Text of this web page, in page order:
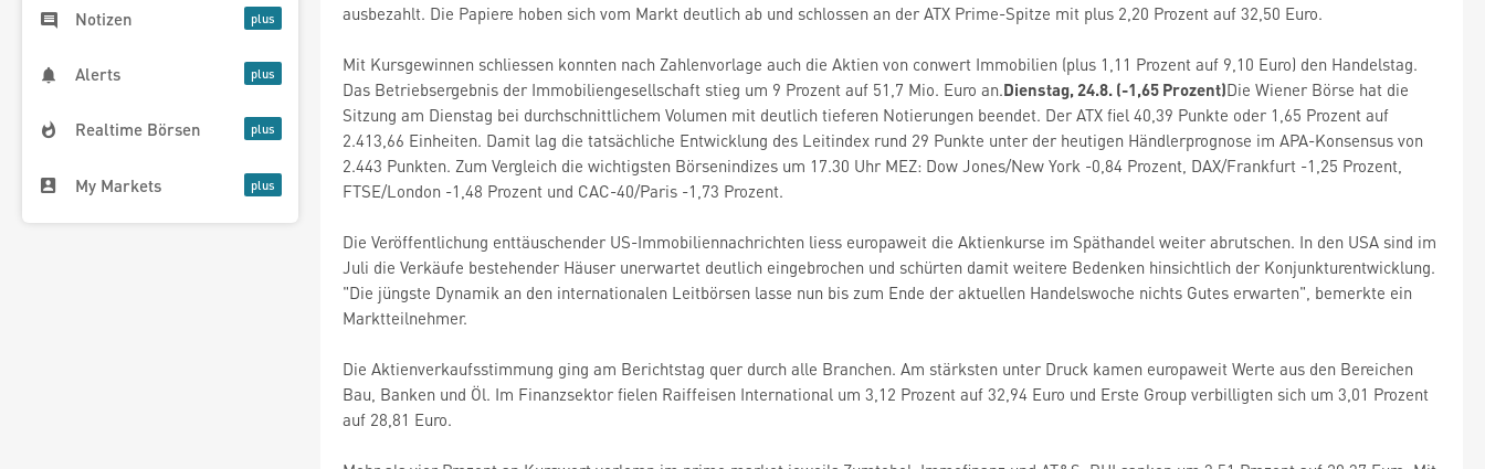
Notizen
Alerts
Realtime Börsen
My Markets
ausbezahlt. Die Papiere hoben sich vom Markt deutlich ab und schlossen an der ATX Prime-Spitze mit plus 2,20 Prozent auf 32,50 Euro.
Mit Kursgewinnen schliessen konnten nach Zahlenvorlage auch die Aktien von conwert Immobilien (plus 1,11 Prozent auf 9,10 Euro) den Handelstag.
Das Betriebsergebnis der Immobiliengesellschaft stieg um 9 Prozent auf 51,7 Mio. Euro an.Dienstag, 24.8. (-1,65 Prozent)Die Wiener Börse hat die
Sitzung am Dienstag bei durchschnittlichem Volumen mit deutlich tieferen Notierungen beendet. Der ATX fiel 40,39 Punkte oder 1,65 Prozent auf
2.413,66 Einheiten. Damit lag die tatsächliche Entwicklung des Leitindex rund 29 Punkte unter der heutigen Händlerprognose im APA-Konsensus von
2.443 Punkten. Zum Vergleich die wichtigsten Börsenindizes um 17.30 Uhr MEZ: Dow Jones/New York -0,84 Prozent, DAX/Frankfurt -1,25 Prozent,
FTSE/London -1,48 Prozent und CAC-40/Paris -1,73 Prozent.
Die Veröffentlichung enttäuschender US-Immobiliennachrichten liess europaweit die Aktienkurse im Späthandel weiter abrutschen. In den USA sind im
Juli die Verkäufe bestehender Häuser unerwartet deutlich eingebrochen und schürten damit weitere Bedenken hinsichtlich der Konjunkturentwicklung.
"Die jüngste Dynamik an den internationalen Leitbörsen lasse nun bis zum Ende der aktuellen Handelswoche nichts Gutes erwarten", bemerkte ein
Marktteilnehmer.
Die Aktienverkaufsstimmung ging am Berichtstag quer durch alle Branchen. Am stärksten unter Druck kamen europaweit Werte aus den Bereichen
Bau, Banken und Öl. Im Finanzsektor fielen Raiffeisen International um 3,12 Prozent auf 32,94 Euro und Erste Group verbilligten sich um 3,01 Prozent
auf 28,81 Euro.